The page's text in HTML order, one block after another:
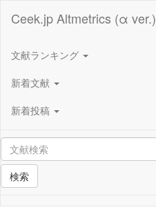
Ceek.jp Altmetrics (α ver.)
文献ランキング
新着文献
新着投稿
検索